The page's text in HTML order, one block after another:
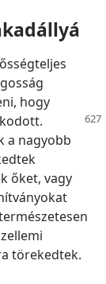
hogy
a nagyobb
őket, vagy
törekedtek.